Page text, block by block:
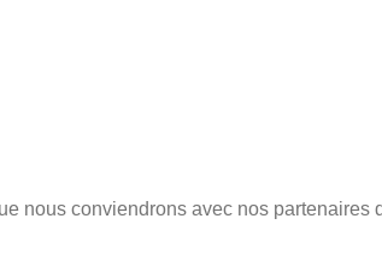
nous conviendrons avec nos partenaires